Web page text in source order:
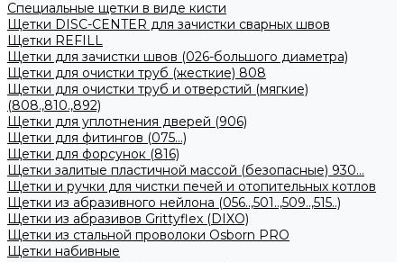
Специальные щетки в виде кисти
Щетки DISC-CENTER для зачистки сварных швов
Щетки REFILL
Щетки для зачистки швов (026-большого диаметра)
Щетки для очистки труб (жесткие) 808
Щетки для очистки труб и отверстий (мягкие)
(808.,810.,892)
Щетки для уплотнения дверей (906)
Щетки для фитингов (075...)
Щетки для форсунок (816)
Щетки залитые пластичной массой (безопасные) 930...
Щетки и ручки для чистки печей и отопительных котлов
Щетки из абразивного нейлона (056..,501..,509..,515..)
Щетки из абразивов Grittyflex (DIXO)
Щетки из стальной проволоки Osborn PRO
Щетки набивные